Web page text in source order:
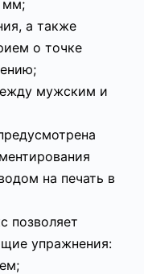
мм;
а также
о точке
мужским и
на печать в
позволяет
упражнения: